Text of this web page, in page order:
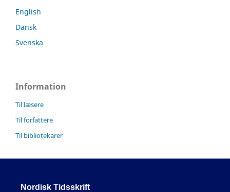
English
Dansk
Svenska
Information
Til læsere
Til forfattere
Til bibliotekarer
Nordisk Tidsskrift